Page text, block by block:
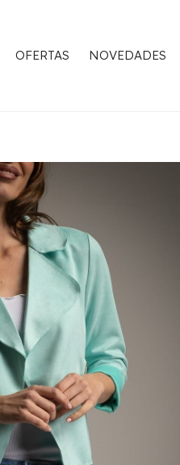
OFERTAS NOVEDADES